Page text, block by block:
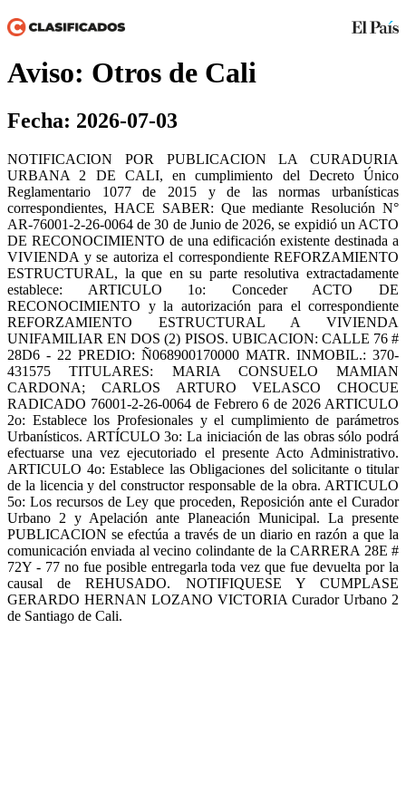
Aviso: Otros de Cali
Fecha: 2026-07-03
NOTIFICACION POR PUBLICACION LA CURADURIA
URBANA 2 DE CALI, en cumplimiento del Decreto Único
Reglamentario 1077 de 2015 y de las normas urbanísticas
correspondientes, HACE SABER: Que mediante Resolución N°
AR-76001-2-26-0064 de 30 de Junio de 2026, se expidió un ACTO
DE RECONOCIMIENTO de una edificación existente destinada a
VIVIENDA y se autoriza el correspondiente REFORZAMIENTO
ESTRUCTURAL, la que en su parte resolutiva extractadamente
establece: ARTICULO 1o: Conceder ACTO DE
RECONOCIMIENTO y la autorización para el correspondiente
REFORZAMIENTO ESTRUCTURAL A VIVIENDA
UNIFAMILIAR EN DOS (2) PISOS. UBICACION: CALLE 76 #
28D6 - 22 PREDIO: Ñ068900170000 MATR. INMOBIL.: 370-
431575 TITULARES: MARIA CONSUELO MAMIAN
CARDONA; CARLOS ARTURO VELASCO CHOCUE
RADICADO 76001-2-26-0064 de Febrero 6 de 2026 ARTICULO
2o: Establece los Profesionales y el cumplimiento de parámetros
Urbanísticos. ARTÍCULO 3o: La iniciación de las obras sólo podrá
efectuarse una vez ejecutoriado el presente Acto Administrativo.
ARTICULO 4o: Establece las Obligaciones del solicitante o titular
de la licencia y del constructor responsable de la obra. ARTICULO
5o: Los recursos de Ley que proceden, Reposición ante el Curador
Urbano 2 y Apelación ante Planeación Municipal. La presente
PUBLICACION se efectúa a través de un diario en razón a que la
comunicación enviada al vecino colindante de la CARRERA 28E #
72Y - 77 no fue posible entregarla toda vez que fue devuelta por la
causal de REHUSADO. NOTIFIQUESE Y CUMPLASE
GERARDO HERNAN LOZANO VICTORIA Curador Urbano 2
de Santiago de Cali.